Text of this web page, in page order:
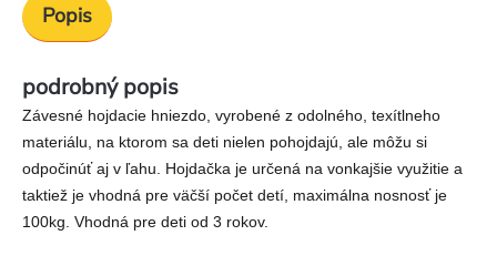
Popis
podrobný popis
Závesné hojdacie hniezdo, vyrobené z odolného, texítlneho
materiálu, na ktorom sa deti nielen pohojdajú, ale môžu si
odpočinúť aj v ľahu. Hojdačka je určená na vonkajšie využitie a
taktiež je vhodná pre väčší počet detí, maximálna nosnosť je
100kg. Vhodná pre deti od 3 rokov.